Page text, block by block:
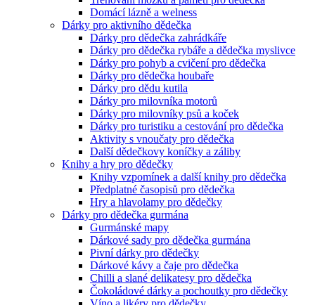
Domácí lázně a welness
Dárky pro aktivního dědečka
Dárky pro dědečka zahrádkáře
Dárky pro dědečka rybáře a dědečka myslivce
Dárky pro pohyb a cvičení pro dědečka
Dárky pro dědečka houbaře
Dárky pro dědu kutila
Dárky pro milovníka motorů
Dárky pro milovníky psů a koček
Dárky pro turistiku a cestování pro dědečka
Aktivity s vnoučaty pro dědečka
Další dědečkovy koníčky a záliby
Knihy a hry pro dědečky
Knihy vzpomínek a další knihy pro dědečka
Předplatné časopisů pro dědečka
Hry a hlavolamy pro dědečky
Dárky pro dědečka gurmána
Gurmánské mapy
Dárkové sady pro dědečka gurmána
Pivní dárky pro dědečky
Dárkové kávy a čaje pro dědečka
Chilli a slané delikatesy pro dědečka
Čokoládové dárky a pochoutky pro dědečky